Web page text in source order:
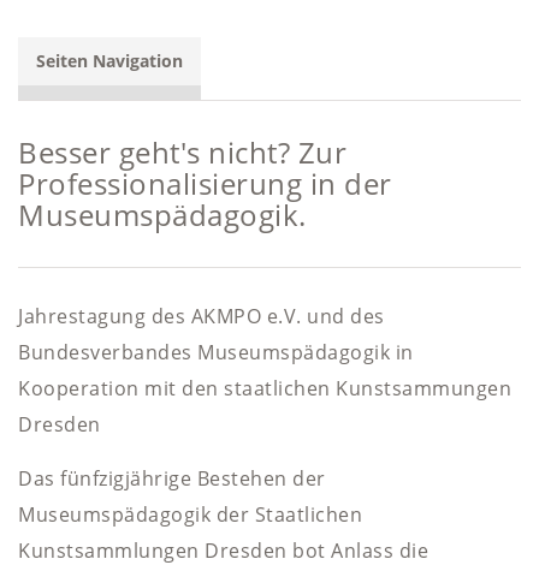
Seiten Navigation
Besser geht's nicht? Zur
Professionalisierung in der
Museumspädagogik.
Jahrestagung des AKMPO e.V. und des
Bundesverbandes Museumspädagogik in
Kooperation mit den staatlichen Kunstsammungen
Dresden
Das fünfzigjährige Bestehen der
Museumspädagogik der Staatlichen
Kunstsammlungen Dresden bot Anlass die